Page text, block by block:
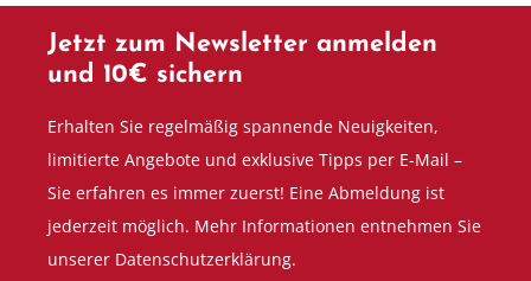
Jetzt zum Newsletter anmelden
und 10€ sichern
Erhalten Sie regelmäßig spannende Neuigkeiten,
limitierte Angebote und exklusive Tipps per E-Mail –
Sie erfahren es immer zuerst! Eine Abmeldung ist
jederzeit möglich. Mehr Informationen entnehmen Sie
unserer Datenschutzerklärung.